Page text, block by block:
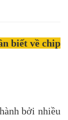
biết về chip
bởi nhiều